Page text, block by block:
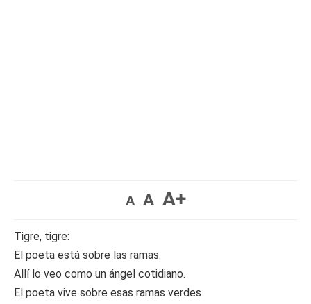
A A A+
Tigre, tigre:
El poeta está sobre las ramas.
Allí lo veo como un ángel cotidiano.
El poeta vive sobre esas ramas verdes